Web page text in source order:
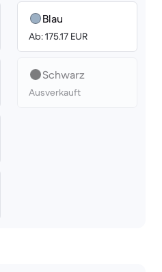
Blau
Ab: 175.17 EUR
Schwarz
Ausverkauft